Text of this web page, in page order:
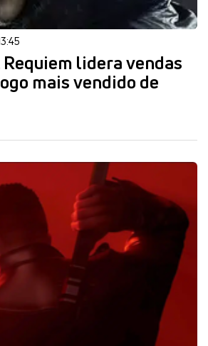
lidera vendas
mais vendido de